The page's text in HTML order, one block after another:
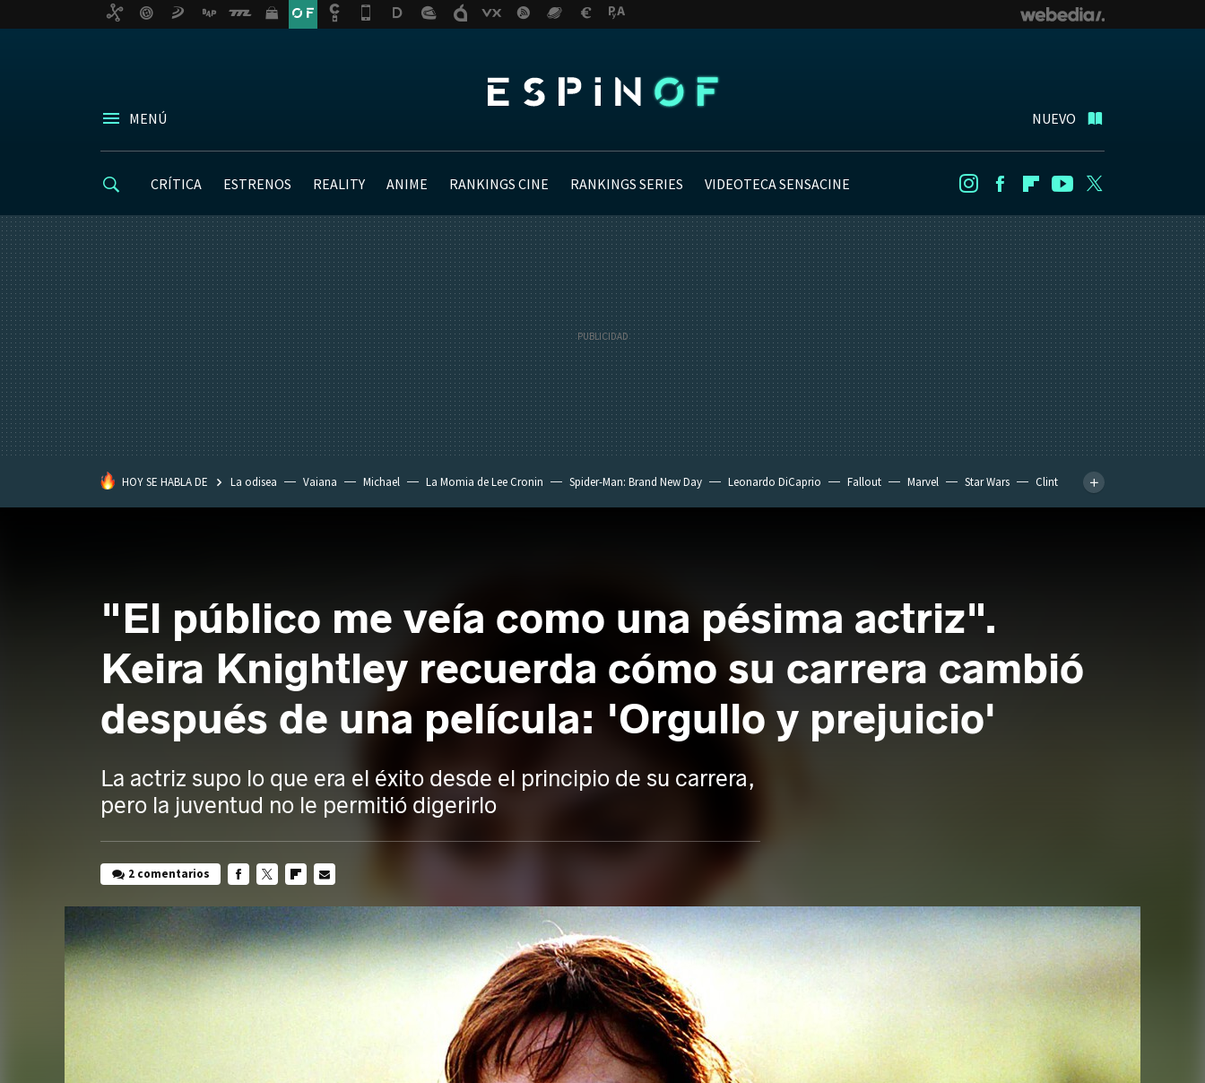
MENÚ NUEVO
CRÍTICA ESTRENOS REALITY ANIME RANKINGS CINE RANKINGS SERIES VIDEOTECA SENSACINE InstagramFacebookFlipboard
Youtube
HOY SE HABLA DE La odisea Vaiana Michael La Momia de Lee Cronin Spider-Man: Brand New Day Leonardo DiCaprio Fallout Marvel Star Wars
Clint
"El público me veía como una pésima actriz".
Keira Knightley recuerda cómo su carrera cambió
después de una película: 'Orgullo y prejuicio'
La actriz supo lo que era el éxito desde el principio de su carrera,
pero la juventud no le permitió digerirlo
2 comentarios
MAIL